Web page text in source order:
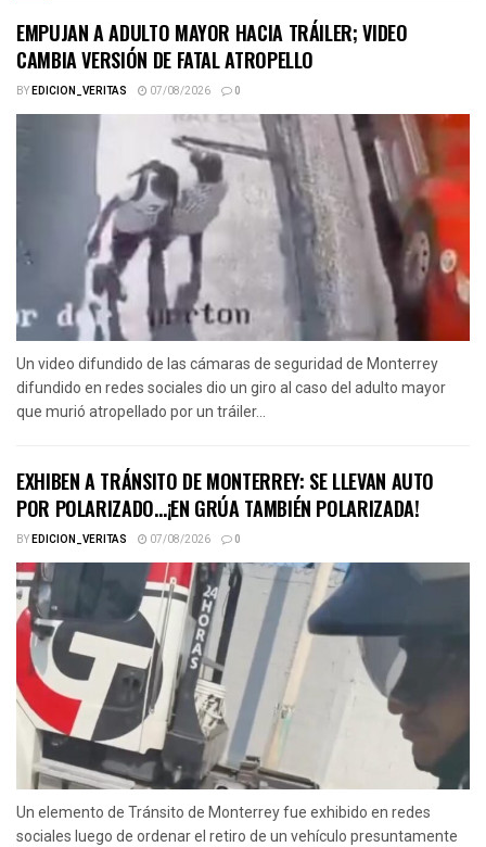
EMPUJAN A ADULTO MAYOR HACIA TRÁILER; VIDEO
CAMBIA VERSIÓN DE FATAL ATROPELLO
BYEDICION_VERITAS 07/08/2026 0
Un video difundido de las cámaras de seguridad de Monterrey
difundido en redes sociales dio un giro al caso del adulto mayor
que murió atropellado por un tráiler...
EXHIBEN A TRÁNSITO DE MONTERREY: SE LLEVAN AUTO
POR POLARIZADO…¡EN GRÚA TAMBIÉN POLARIZADA!
BYEDICION_VERITAS 07/08/2026 0
Un elemento de Tránsito de Monterrey fue exhibido en redes
sociales luego de ordenar el retiro de un vehículo presuntamente